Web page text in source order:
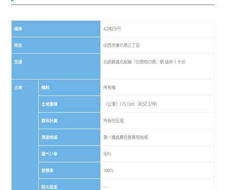
価格 4,280万円
所在 印西市東の原三丁目
交通 北総鉄道北総線『印西牧の原』駅 徒歩１９分
土地 権利 所有権
土地面積 《公簿》173.13㎡（約52.37坪）
都市計画 市街化区域
用途地域 第一種低層住居専用地域
建ぺい率 50％
容積率 100％
防火指定 ---